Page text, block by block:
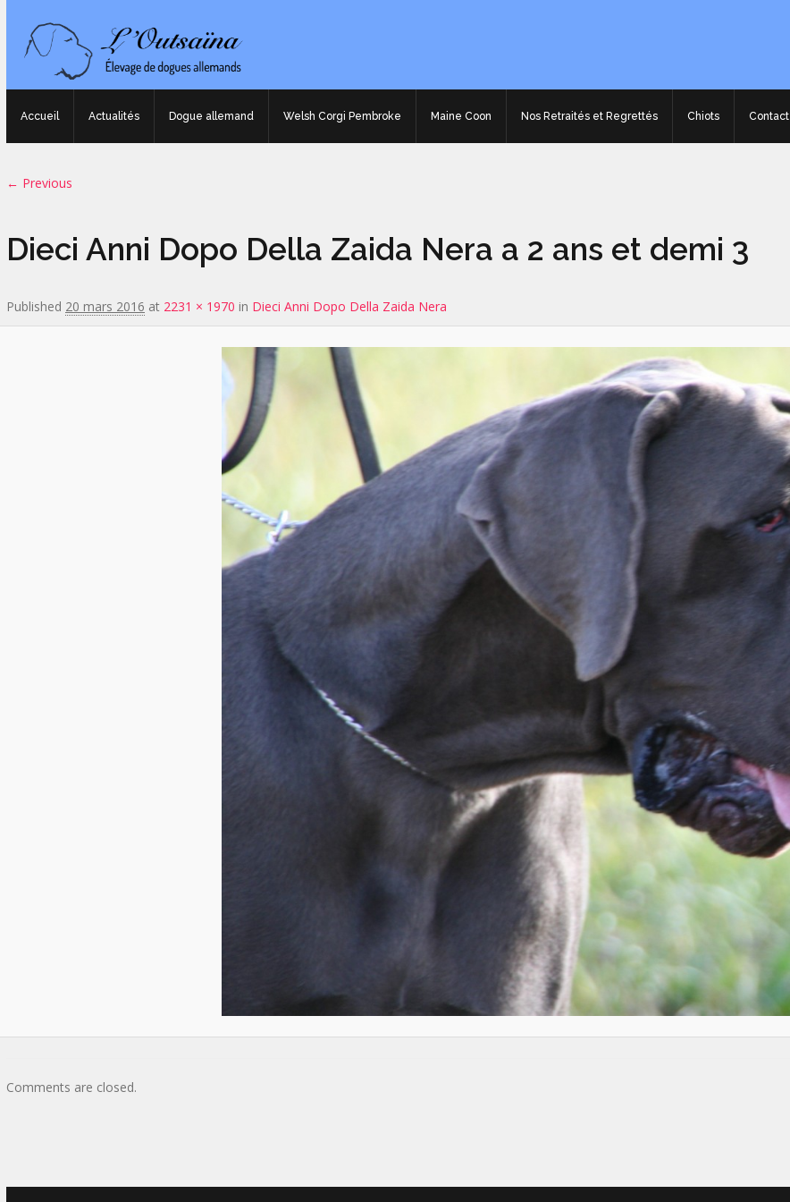
Accueil Actualités Dogue allemand Welsh Corgi Pembroke Maine Coon Nos Retraités et Regrettés Chiots Contact
Image navigation
← Previous
Dieci Anni Dopo Della Zaida Nera a 2 ans et demi 3
Published 20 mars 2016 at 2231 × 1970 in Dieci Anni Dopo Della Zaida Nera
Comments are closed.